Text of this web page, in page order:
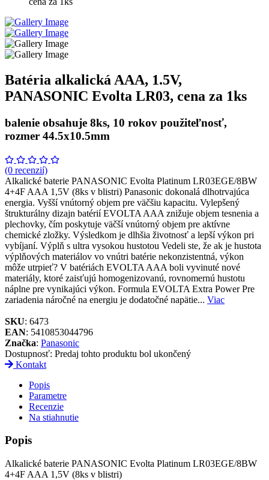
Batéria alkalická AAA, 1.5V,
PANASONIC Evolta LR03, cena za 1ks
balenie obsahuje 8ks, 10 rokov použiteľnosť,
rozmer 44.5x10.5mm
(0 recenzií)
Alkalické baterie PANASONIC Evolta Platinum LR03EGE/8BW
4+4F AAA 1,5V (8ks v blistri) Panasonic dokonalá dlhotrvajúca
energia. Vyšší vnútorný objem pre väčšiu kapacitu. Vylepšený
štrukturálny dizajn batérií EVOLTA AAA znižuje objem tesnenia a
plechovky, čím poskytuje väčší vnútorný objem pre aktívne
chemické zložky. Výsledkom je dlhšia životnosť a lepší výkon pri
vybíjaní. Výplň s ultra vysokou hustotou Vedeli ste, že ak je hustota
výplňových materiálov vo vnútri batérie nekonzistentná, výkon
môže utrpieť? V batériách EVOLTA AAA boli vyvinuté nové
materiály, ktoré zaisťujú homogenizovanú, rovnomernú hustotu
náplne pre vynikajúci výkon. Formula EVOLTA Extra Power Pre
zariadenia náročné na energiu je dodatočné napätie... Viac
SKU: 6473
EAN: 5410853044796
Značka: Panasonic
Dostupnosť: Predaj tohto produktu bol ukončený
Kontakt
Popis
Parametre
Recenzie
Na stiahnutie
Popis
Alkalické baterie PANASONIC Evolta Platinum LR03EGE/8BW
4+4F AAA 1,5V (8ks v blistri)